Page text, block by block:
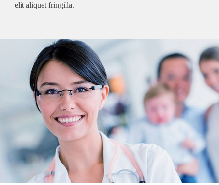
elit aliquet fringilla.